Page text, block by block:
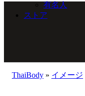
有名人
ストア
ThaiBody » イメージ